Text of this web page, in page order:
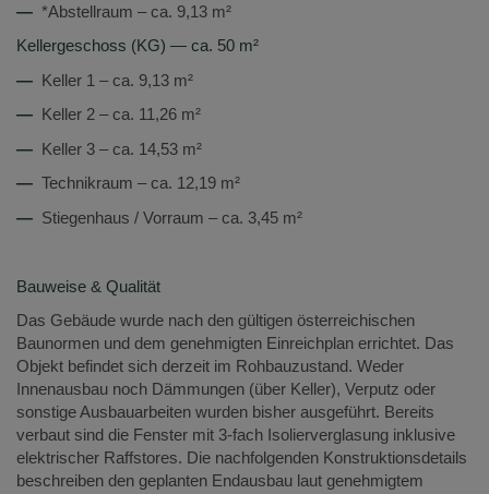
— *Abstellraum – ca. 9,13 m²
Kellergeschoss (KG) — ca. 50 m²
— Keller 1 – ca. 9,13 m²
— Keller 2 – ca. 11,26 m²
— Keller 3 – ca. 14,53 m²
— Technikraum – ca. 12,19 m²
— Stiegenhaus / Vorraum – ca. 3,45 m²
Bauweise & Qualität
Das Gebäude wurde nach den gültigen österreichischen
Baunormen und dem genehmigten Einreichplan errichtet. Das
Objekt befindet sich derzeit im Rohbauzustand. Weder
Innenausbau noch Dämmungen (über Keller), Verputz oder
sonstige Ausbauarbeiten wurden bisher ausgeführt. Bereits
verbaut sind die Fenster mit 3-fach Isolierverglasung inklusive
elektrischer Raffstores. Die nachfolgenden Konstruktionsdetails
beschreiben den geplanten Endausbau laut genehmigtem